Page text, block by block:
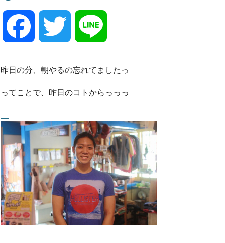
c
e
b
o
o
i
t
t
e
r
n
e
昨日の分、朝やるの忘れてましたっ
ってことで、昨日のコトからっっっ